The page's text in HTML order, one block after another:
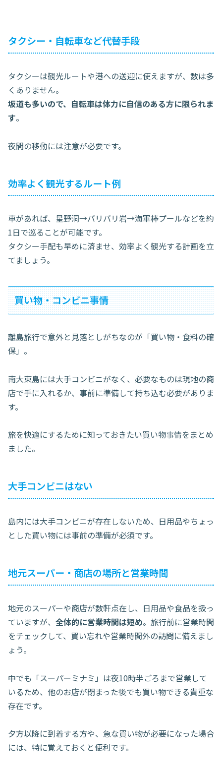
タクシー・自転車など代替手段
タクシーは観光ルートや港への送迎に使えますが、数は多
くありません。
坂道も多いので、自転車は体力に自信のある方に限られま
す。
夜間の移動には注意が必要です。
効率よく観光するルート例
車があれば、星野洞→バリバリ岩→海軍棒プールなどを約
1日で巡ることが可能です。
タクシー手配も早めに済ませ、効率よく観光する計画を立
てましょう。
買い物・コンビニ事情
離島旅行で意外と見落としがちなのが「買い物・食料の確
保」。
南大東島には大手コンビニがなく、必要なものは現地の商
店で手に入れるか、事前に準備して持ち込む必要がありま
す。
旅を快適にするために知っておきたい買い物事情をまとめ
ました。
大手コンビニはない
島内には大手コンビニが存在しないため、日用品やちょっ
とした買い物には事前の準備が必須です。
地元スーパー・商店の場所と営業時間
地元のスーパーや商店が数軒点在し、日用品や食品を扱っ
ていますが、 全体的に営業時間は短め。旅行前に営業時間
をチェックして、買い忘れや営業時間外の訪問に備えまし
ょう。
中でも「スーパーミナミ」は夜10時半ごろまで営業して
いるため、他のお店が閉まった後でも買い物できる貴重な
存在です。
夕方以降に到着する方や、急な買い物が必要になった場合
には、特に覚えておくと便利です。